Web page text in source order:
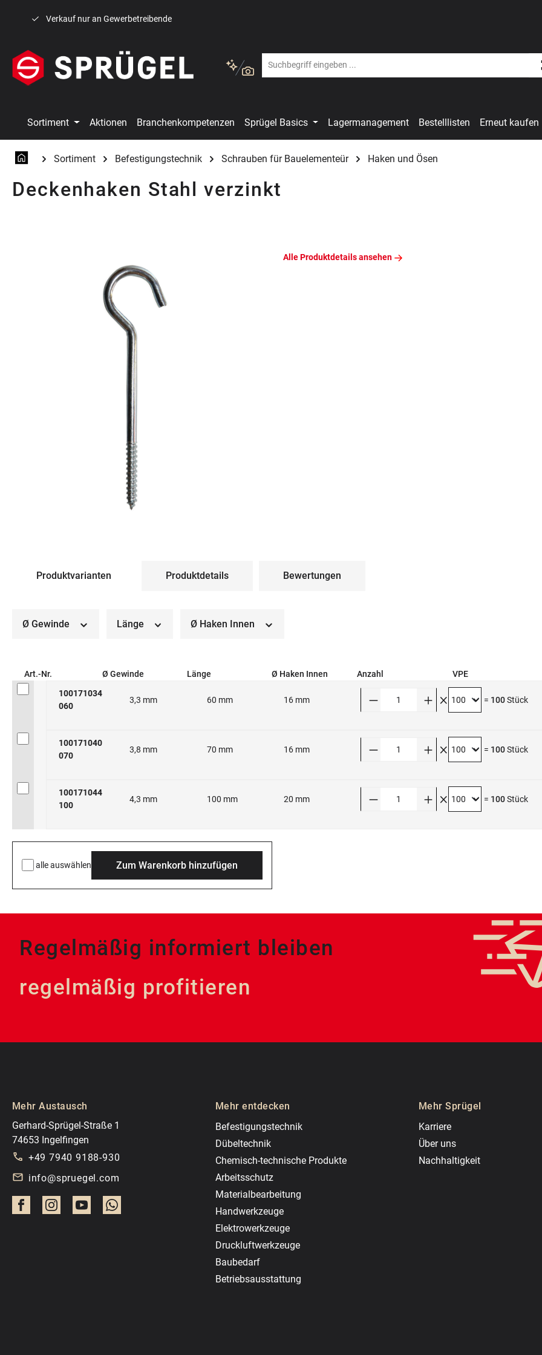
Verkauf nur an Gewerbetreibende
Sortiment Aktionen Branchenkompetenzen Sprügel Basics Lagermanagement Bestelllisten Erneut kaufen
Sortiment Befestigungstechnik Schrauben für Bauelementeür Haken und Ösen
Deckenhaken Stahl verzinkt
Alle Produktdetails ansehen
Produktvarianten Produktdetails Bewertungen
Ø Gewinde Länge Ø Haken Innen
Art.-Nr. Ø Gewinde Länge Ø Haken Innen Anzahl VPE
100171034
060
3,3 mm 60 mm 16 mm = 100Stück
100171040
070
3,8 mm 70 mm 16 mm = 100Stück
100171044
100
4,3 mm 100 mm 20 mm = 100Stück
alle auswählen Zum Warenkorb hinzufügen
Regelmäßig informiert bleiben
regelmäßig profitieren
Mehr Austausch
Gerhard-Sprügel-Straße 1
74653 Ingelfingen
+49 7940 9188-930
info@spruegel.com
Mehr entdecken
Befestigungstechnik
Dübeltechnik
Chemisch-technische Produkte
Arbeitsschutz
Materialbearbeitung
Handwerkzeuge
Elektrowerkzeuge
Druckluftwerkzeuge
Baubedarf
Betriebsausstattung
Mehr Sprügel
Karriere
Über uns
Nachhaltigkeit